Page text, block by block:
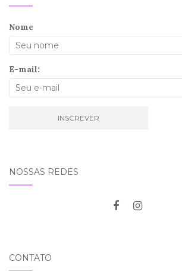
Nome
E-mail:
NOSSAS REDES
CONTATO